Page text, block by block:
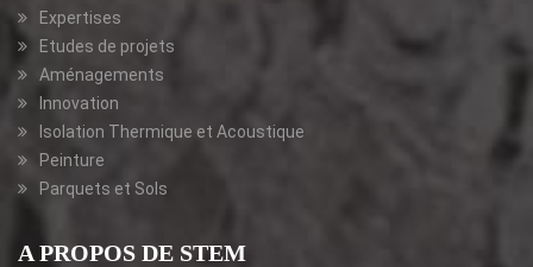
Expertises
Etudes de projets
Aménagements
Innovation
Isolation Thermique et Acoustique
Peinture
Parquets et Sols
A PROPOS DE STEM